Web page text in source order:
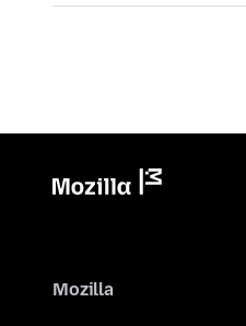
Mozilla